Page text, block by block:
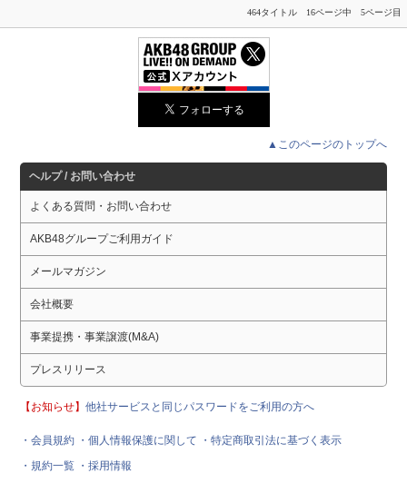
464タイトル 16ページ中 5ページ目
▲このページのトップへ
ヘルプ / お問い合わせ
よくある質問・お問い合わせ
AKB48グループご利用ガイド
メールマガジン
会社概要
事業提携・事業譲渡(M&A)
プレスリリース
【お知らせ】他社サービスと同じパスワードをご利用の方へ
・会員規約 ・個人情報保護に関して
・特定商取引法に基づく表示
・規約一覧 ・採用情報